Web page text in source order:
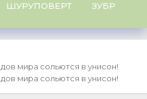
ШУРУПОВЕРТ
ЗУБР
мира сольются в унисон!
мира сольются в унисон!